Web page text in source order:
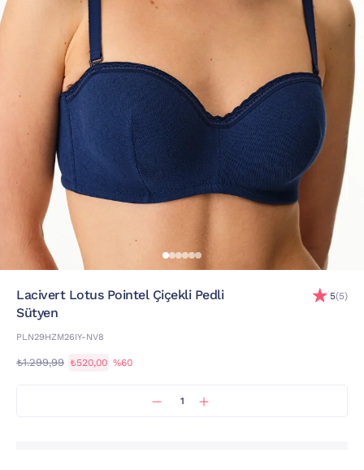
Lacivert Lotus Pointel Çiçekli Pedli
Sütyen
PLN29HZM26IY-NV8
5(5)
₺1.299,99 ₺520,00 %60